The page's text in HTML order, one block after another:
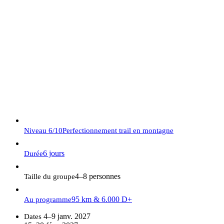
Niveau 6/10Perfectionnement trail en montagne
Durée6 jours
Taille du groupe4–8 personnes
Au programme95 km & 6.000 D+
Dates 4–9 janv. 2027